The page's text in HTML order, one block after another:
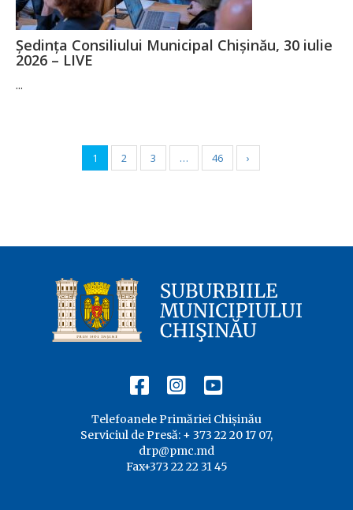
Ședința Consiliului Municipal Chișinău, 30 iulie
2026 – LIVE
...
1 2 3 … 46 ›
Telefoanele Primăriei Chișinău
Serviciul de Presă: + 373 22 20 17 07,
drp@pmc.md
Fax+373 22 22 31 45